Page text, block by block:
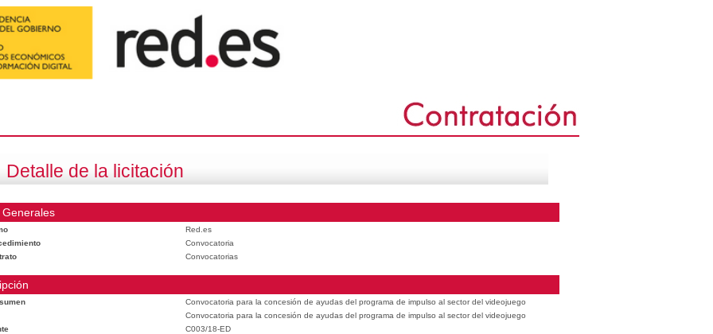
Detalle de la licitación
Red.es
Convocatoria
Convocatorias
Convocatoria para la concesión de ayudas del programa de impulso al sector del videojuego
Convocatoria para la concesión de ayudas del programa de impulso al sector del videojuego
C003/18-ED